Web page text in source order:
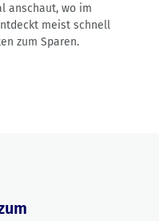
anschaut, wo im
meist schnell
zum Sparen.